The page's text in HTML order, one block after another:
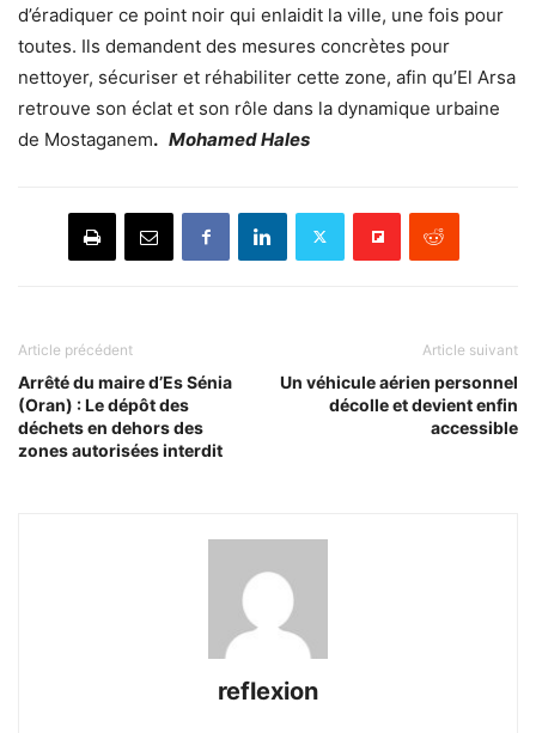
d’éradiquer ce point noir qui enlaidit la ville, une fois pour
toutes. Ils demandent des mesures concrètes pour
nettoyer, sécuriser et réhabiliter cette zone, afin qu’El Arsa
retrouve son éclat et son rôle dans la dynamique urbaine
de Mostaganem. Mohamed Hales
Article précédent
Arrêté du maire d’Es Sénia
(Oran) : Le dépôt des
déchets en dehors des
zones autorisées interdit
Article suivant
Un véhicule aérien personnel
décolle et devient enfin
accessible
reflexion